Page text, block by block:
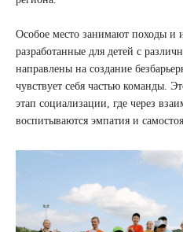
Особое место занимают походы и
разработанные для детей с
направлены на создание
чувствует себя частью команды.
этап социализации, где через
воспитываются эмпатия и